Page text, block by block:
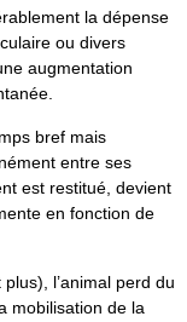
la dépense
ou divers
augmentation
bref mais
entre ses
est restitué, devient
en fonction de
l’animal perd du
mobilisation de la